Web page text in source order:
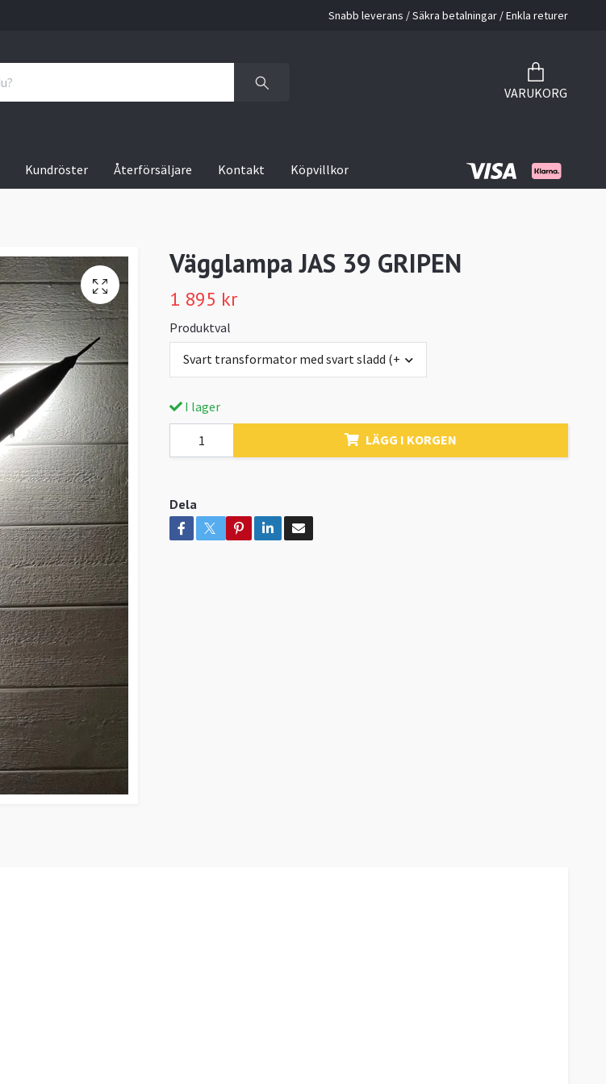
Snabb leverans / Säkra betalningar / Enkla returer
VARUKORG
Kundröster Återförsäljare Kontakt Köpvillkor
Vägglampa JAS 39 GRIPEN
1 895 kr
Produktval
Svart transformator med svart sladd (+0 kr)
I lager
LÄGG I KORGEN
Dela